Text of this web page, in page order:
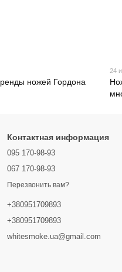
ножей Гордона
24
Контактная информация
095 170-98-93
067 170-98-93
Перезвонить вам?
+380951709893
+380951709893
whitesmoke.ua@gmail.com